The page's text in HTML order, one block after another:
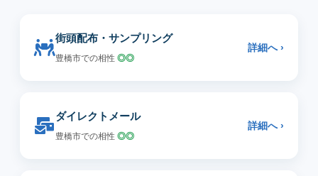
街頭配布・サンプリング
豊橋市での相性 ◎◎
詳細へ ›
ダイレクトメール
豊橋市での相性 ◎◎
詳細へ ›